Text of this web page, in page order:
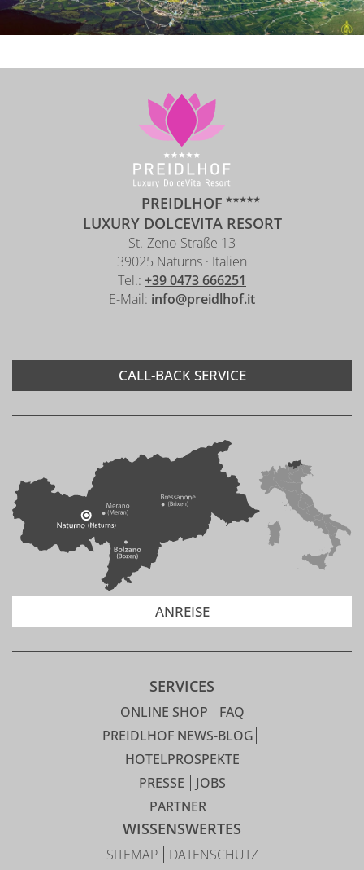
ANREISE
PREIDLHOF
LUXURY DOLCEVITA RESORT
St.-Zeno-Straße 13
39025 Naturns · Italien
Tel.: +39 0473 666251
E-Mail: info@preidlhof.it
CALL-BACK SERVICE
SERVICES
ONLINE SHOP
FAQ
PREIDLHOF NEWS-BLOG
HOTELPROSPEKTE
PRESSE
JOBS
PARTNER
WISSENSWERTES
SITEMAP
DATENSCHUTZ